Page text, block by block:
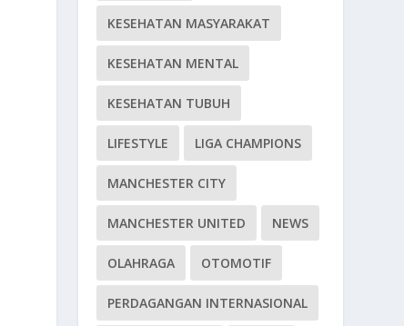
KESEHATAN MASYARAKAT
KESEHATAN MENTAL
KESEHATAN TUBUH
LIFESTYLE LIGA CHAMPIONS
MANCHESTER CITY
MANCHESTER UNITED NEWS
OLAHRAGA OTOMOTIF
PERDAGANGAN INTERNASIONAL